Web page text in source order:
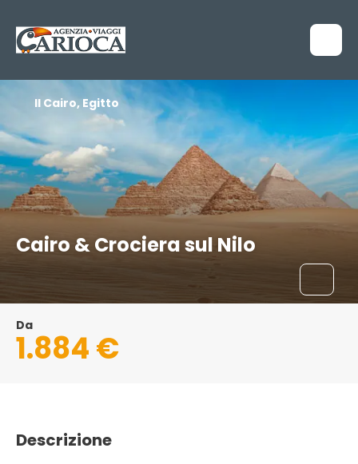
Cairo & Crociera sul Nilo
Il Cairo, Egitto
Da
1.884 €
Descrizione